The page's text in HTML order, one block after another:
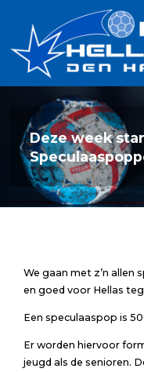
inhoud
Deze week
We gaan met z’n allen
en goed voor Hellas
Een speculaaspop is
Er worden hiervoor
jeugd als de senioren.